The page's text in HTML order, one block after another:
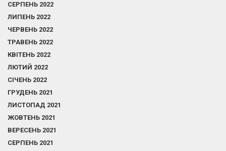
СЕРПЕНЬ 2022
ЛИПЕНЬ 2022
ЧЕРВЕНЬ 2022
ТРАВЕНЬ 2022
КВІТЕНЬ 2022
ЛЮТИЙ 2022
СІЧЕНЬ 2022
ГРУДЕНЬ 2021
ЛИСТОПАД 2021
ЖОВТЕНЬ 2021
ВЕРЕСЕНЬ 2021
СЕРПЕНЬ 2021